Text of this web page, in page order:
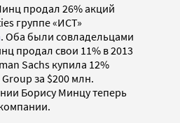
продал 26% акций
группе «ИСТ»
. Оба были совладельцами
продал свои 11% в 2013
Sachs купила 12%
за $200 млн.
Борису Минцу теперь